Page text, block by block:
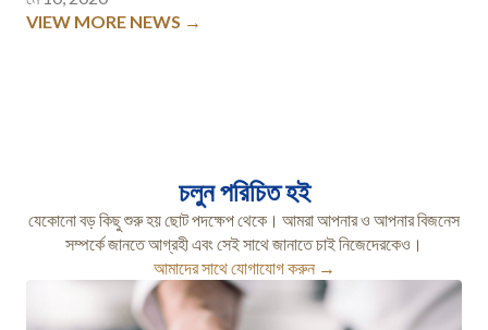
VIEW MORE NEWS →
চলুন পরিচিত হই
যেকোনো বড় কিছু শুরু হয় ছোট পদক্ষেপ থেকে। আমরা আপনার ও আপনার বিজনেস
সম্পর্কে জানতে আগ্রহী এবং সেই সাথে জানাতে চাই নিজেদেরকেও।
আমাদের সাথে যোগাযোগ করুন →